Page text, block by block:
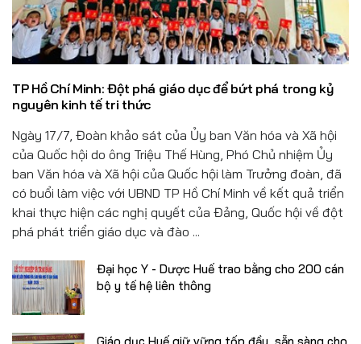
Pháp luật
Khoa giáo
Multimedia
TP Hồ Chí Minh: Đột phá giáo dục để bứt phá trong kỷ
nguyên kinh tế tri thức
Ngày 17/7, Đoàn khảo sát của Ủy ban Văn hóa và Xã hội
của Quốc hội do ông Triệu Thế Hùng, Phó Chủ nhiệm Ủy
ban Văn hóa và Xã hội của Quốc hội làm Trưởng đoàn, đã
có buổi làm việc với UBND TP Hồ Chí Minh về kết quả triển
khai thực hiện các nghị quyết của Đảng, Quốc hội về đột
phá phát triển giáo dục và đào ...
Đại học Y - Dược Huế trao bằng cho 200 cán
bộ y tế hệ liên thông
Giáo dục Huế giữ vững tốp đầu, sẵn sàng cho